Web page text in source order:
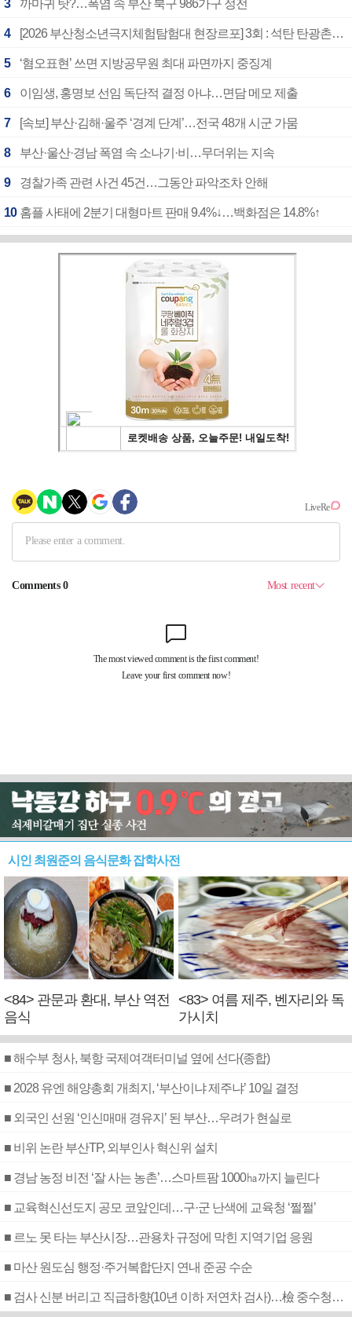
3 까마귀 탓?…폭염 속 부산 북구 986가구 정전
4 [2026 부산청소년극지체험탐험대 현장르포] 3회 : 석탄 탄광촌에서 북극 연구의 중심지로
5 ‘혐오표현’ 쓰면 지방공무원 최대 파면까지 중징계
6 이임생, 홍명보 선임 독단적 결정 아냐…면담 메모 제출
7 [속보] 부산·김해·울주 ‘경계 단계’…전국 48개 시군 가뭄
8 부산·울산·경남 폭염 속 소나기·비…무더위는 지속
9 경찰가족 관련 사건 45건…그동안 파악조차 안해
10 홈플 사태에 2분기 대형마트 판매 9.4%↓…백화점은 14.8%↑
시인 최원준의 음식문화 잡학사전
<84> 관문과 환대, 부산 역전
음식
<83> 여름 제주, 벤자리와 독
가시치
■ 해수부 청사, 북항 국제여객터미널 옆에 선다(종합)
■ 2028 유엔 해양총회 개최지, ‘부산이냐 제주냐’ 10일 결정
■ 외국인 선원 ‘인신매매 경유지’ 된 부산…우려가 현실로
■ 비위 논란 부산TP, 외부인사 혁신위 설치
■ 경남 농정 비전 ‘잘 사는 농촌’…스마트팜 1000㏊까지 늘린다
■ 교육혁신선도지 공모 코앞인데…구·군 난색에 교육청 ‘쩔쩔’
■ 르노 못 타는 부산시장…관용차 규정에 막힌 지역기업 응원
■ 마산 원도심 행정·주거복합단지 연내 준공 수순
■ 검사 신분 버리고 직급하향(10년 이하 저연차 검사)…檢 중수청행 기피